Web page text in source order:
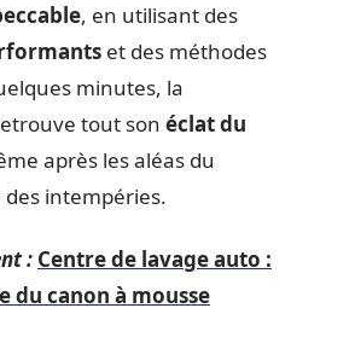
, en utilisant des
et des méthodes
minutes, la
tout son éclat du
après les aléas du
intempéries.
: Centre de lavage auto :
du canon à mousse